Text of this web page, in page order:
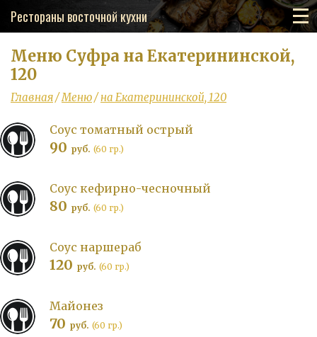
Рестораны восточной кухни
Меню Суфра на Екатерининской,
120
Главная/Меню/на Екатерининской, 120
Соус томатный острый
90 руб. (60 гр.)
Соус кефирно-чесночный
80 руб. (60 гр.)
Соус наршераб
120 руб. (60 гр.)
Майонез
70 руб. (60 гр.)